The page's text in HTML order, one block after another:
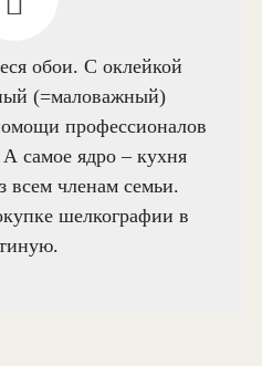
обои. С оклейкой
(=маловажный)
профессионалов
самое ядро – кухня
всем членам семьи.
шелкографии в